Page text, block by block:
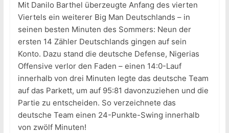
Mit Danilo Barthel überzeugte Anfang des vierten
Viertels ein weiterer Big Man Deutschlands – in
seinen besten Minuten des Sommers: Neun der
ersten 14 Zähler Deutschlands gingen auf sein
Konto. Dazu stand die deutsche Defense, Nigerias
Offensive verlor den Faden – einen 14:0-Lauf
innerhalb von drei Minuten legte das deutsche Team
auf das Parkett, um auf 95:81 davonzuziehen und die
Partie zu entscheiden. So verzeichnete das
deutsche Team einen 24-Punkte-Swing innerhalb
von zwölf Minuten!